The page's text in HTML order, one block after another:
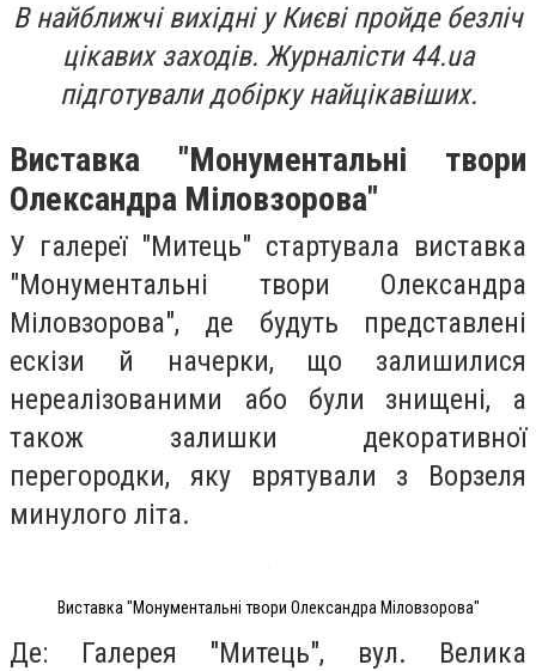
В найближчі вихідні у Києві пройде безліч
цікавих заходів. Журналісти 44.ua
підготували добірку найцікавіших.
Виставка "Монументальні твори
Олександра Міловзорова"
У галереї "Митець" стартувала виставка
"Монументальні твори Олександра
Міловзорова", де будуть представлені
ескізи й начерки, що залишилися
нереалізованими або були знищені, а
також залишки декоративної
перегородки, яку врятували з Ворзеля
минулого літа.
Виставка "Монументальні твори Олександра Міловзорова"
Де: Галерея "Митець", вул. Велика